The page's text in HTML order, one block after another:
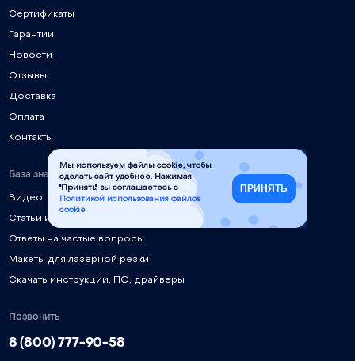
Сертификаты
Гарантии
Новости
Отзывы
Доставка
Оплата
Контакты
База знаний
Видео
Статьи и руководства
Ответы на частые вопросы
Макеты для лазерной резки
Скачать инструкции, ПО, драйверы
Позвонить
8 (800) 777-90-58
Мы используем файлы cookie, чтобы
сделать сайт удобнее. Нажимая
"Принять", вы соглашаетесь с
Политикой использования файлов
cookie
ПРИНЯТЬ